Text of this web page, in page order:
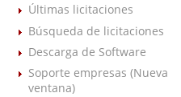
Últimas licitaciones
Búsqueda de licitaciones
Descarga de Software
Soporte empresas (Nueva
ventana)